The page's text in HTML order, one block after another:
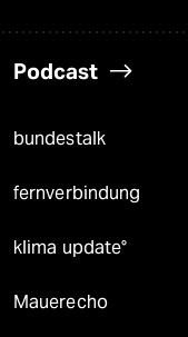
Podcast
bundestalk
fernverbindung
klima update°
Mauerecho